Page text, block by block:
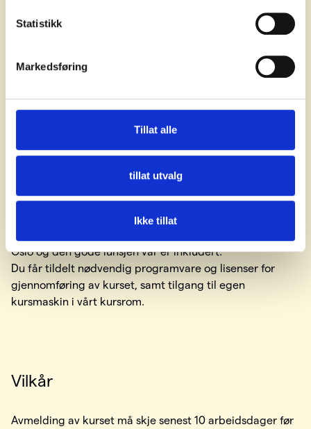
Statistikk
Markedsføring
Tillat alle
tillat utvalg
Ikke tillat
Forkunnskaper
Praktisk informasjon
Oslo og den gode lunsjen vår er inkludert.
Du får tildelt nødvendig programvare og lisenser for
gjennomføring av kurset, samt tilgang til egen
kursmaskin i vårt kursrom.
Vilkår
Avmelding av kurset må skje senest 10 arbeidsdager før